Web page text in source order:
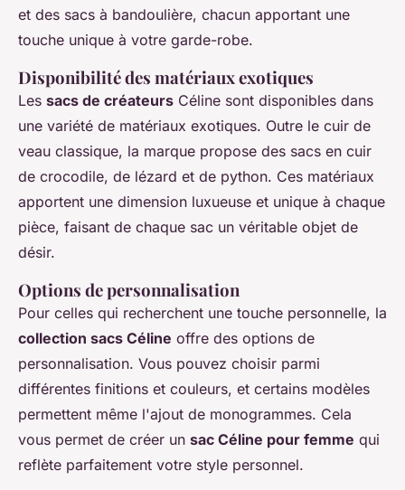
et des sacs à bandoulière, chacun apportant une
touche unique à votre garde-robe.
Disponibilité des matériaux exotiques
Les sacs de créateurs Céline sont disponibles dans
une variété de matériaux exotiques. Outre le cuir de
veau classique, la marque propose des sacs en cuir
de crocodile, de lézard et de python. Ces matériaux
apportent une dimension luxueuse et unique à chaque
pièce, faisant de chaque sac un véritable objet de
désir.
Options de personnalisation
Pour celles qui recherchent une touche personnelle, la
collection sacs Céline offre des options de
personnalisation. Vous pouvez choisir parmi
différentes finitions et couleurs, et certains modèles
permettent même l'ajout de monogrammes. Cela
vous permet de créer un sac Céline pour femme qui
reflète parfaitement votre style personnel.